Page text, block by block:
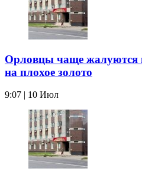
Орловцы чаще
на плохое золото
9:07 | 10 Июл